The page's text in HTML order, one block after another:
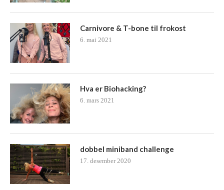
Carnivore & T-bone til frokost
6. mai 2021
Hva er Biohacking?
6. mars 2021
dobbel miniband challenge
17. desember 2020